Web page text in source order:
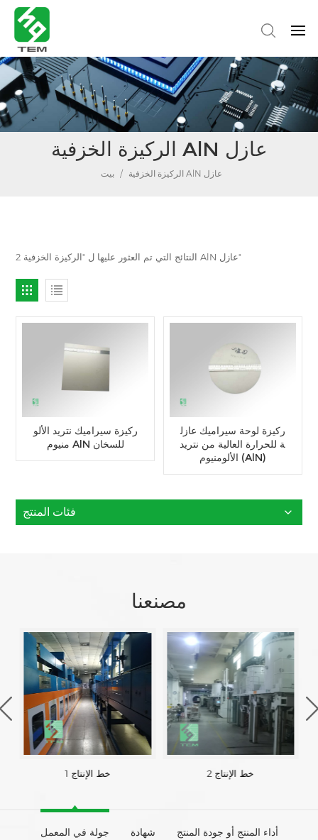
الركيزة الخزفية AlN عازل
بيت / الركيزة الخزفية AlN عازل
2 النتائج التي تم العثور عليها ل "الركيزة الخزفية AlN عازل"
ركيزة سيراميك نتريد الألو
منيوم AlN للسخان
ركيزة لوحة سيراميك عازل
ة للحرارة العالية من نتريد
الألومنيوم (AlN)
فئات المنتج
مصنعنا
خط الإنتاج 1 خط الإنتاج 2
جولة في المعمل شهادة أداء المنتج أو جودة المنتج